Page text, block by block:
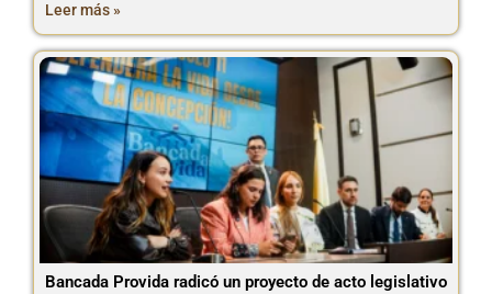
Leer más »
Bancada Provida radicó un proyecto de acto legislativo